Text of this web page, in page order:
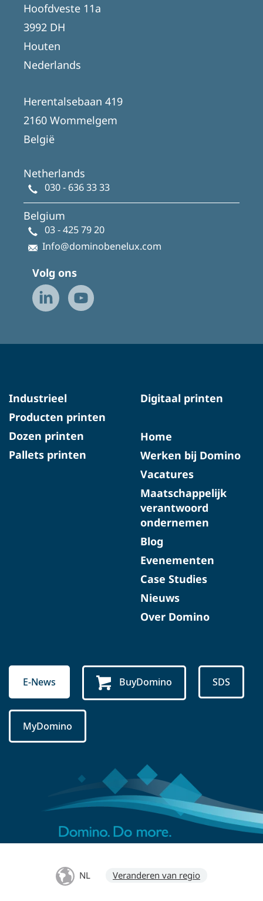
Hoofdveste 11a
3992 DH
Houten
Nederlands
Herentalsebaan 419
2160 Wommelgem
België
Netherlands
030 - 636 33 33
Belgium
03 - 425 79 20
Info@dominobenelux.com
Volg ons
Industrieel
Producten printen
Dozen printen
Pallets printen
Digitaal printen
Home
Werken bij Domino
Vacatures
Maatschappelijk
verantwoord
ondernemen
Blog
Evenementen
Case Studies
Nieuws
Over Domino
E-News BuyDomino SDS
MyDomino
NL Veranderen van regio